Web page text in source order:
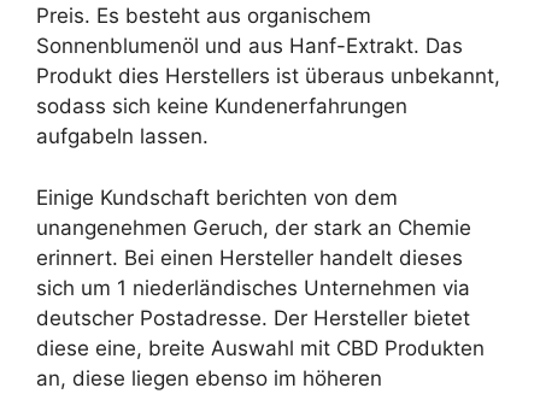
Preis. Es besteht aus organischem
Sonnenblumenöl und aus Hanf-Extrakt. Das
Produkt dies Herstellers ist überaus unbekannt,
sodass sich keine Kundenerfahrungen
aufgabeln lassen.
Einige Kundschaft berichten von dem
unangenehmen Geruch, der stark an Chemie
erinnert. Bei einen Hersteller handelt dieses
sich um 1 niederländisches Unternehmen via
deutscher Postadresse. Der Hersteller bietet
diese eine, breite Auswahl mit CBD Produkten
an, diese liegen ebenso im höheren